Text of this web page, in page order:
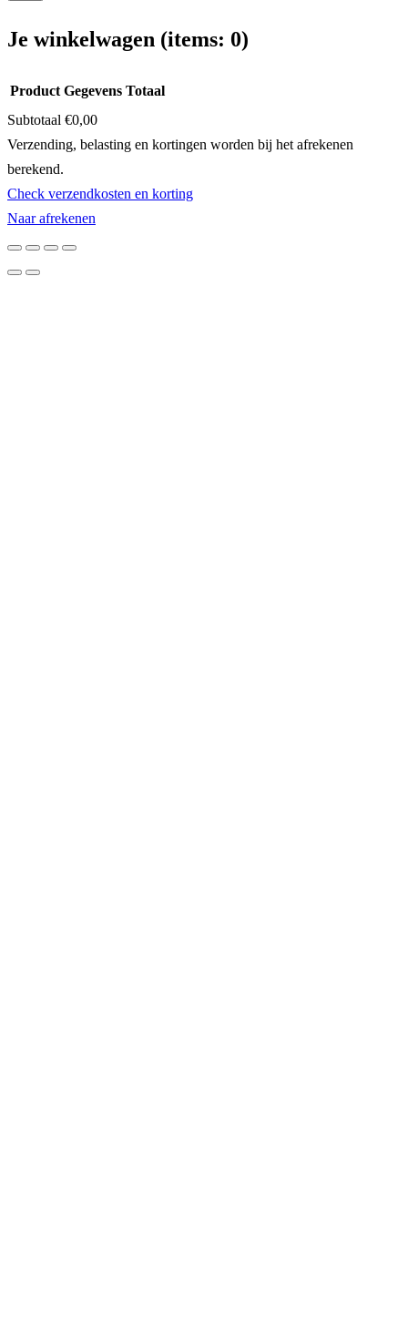
Je winkelwagen (items: 0)
Producten
in
winkelwagen
Product Gegevens Totaal
Subtotaal €0,00
Verzending, belasting en kortingen worden bij het afrekenen
berekend.
Check verzendkosten en korting
Naar afrekenen